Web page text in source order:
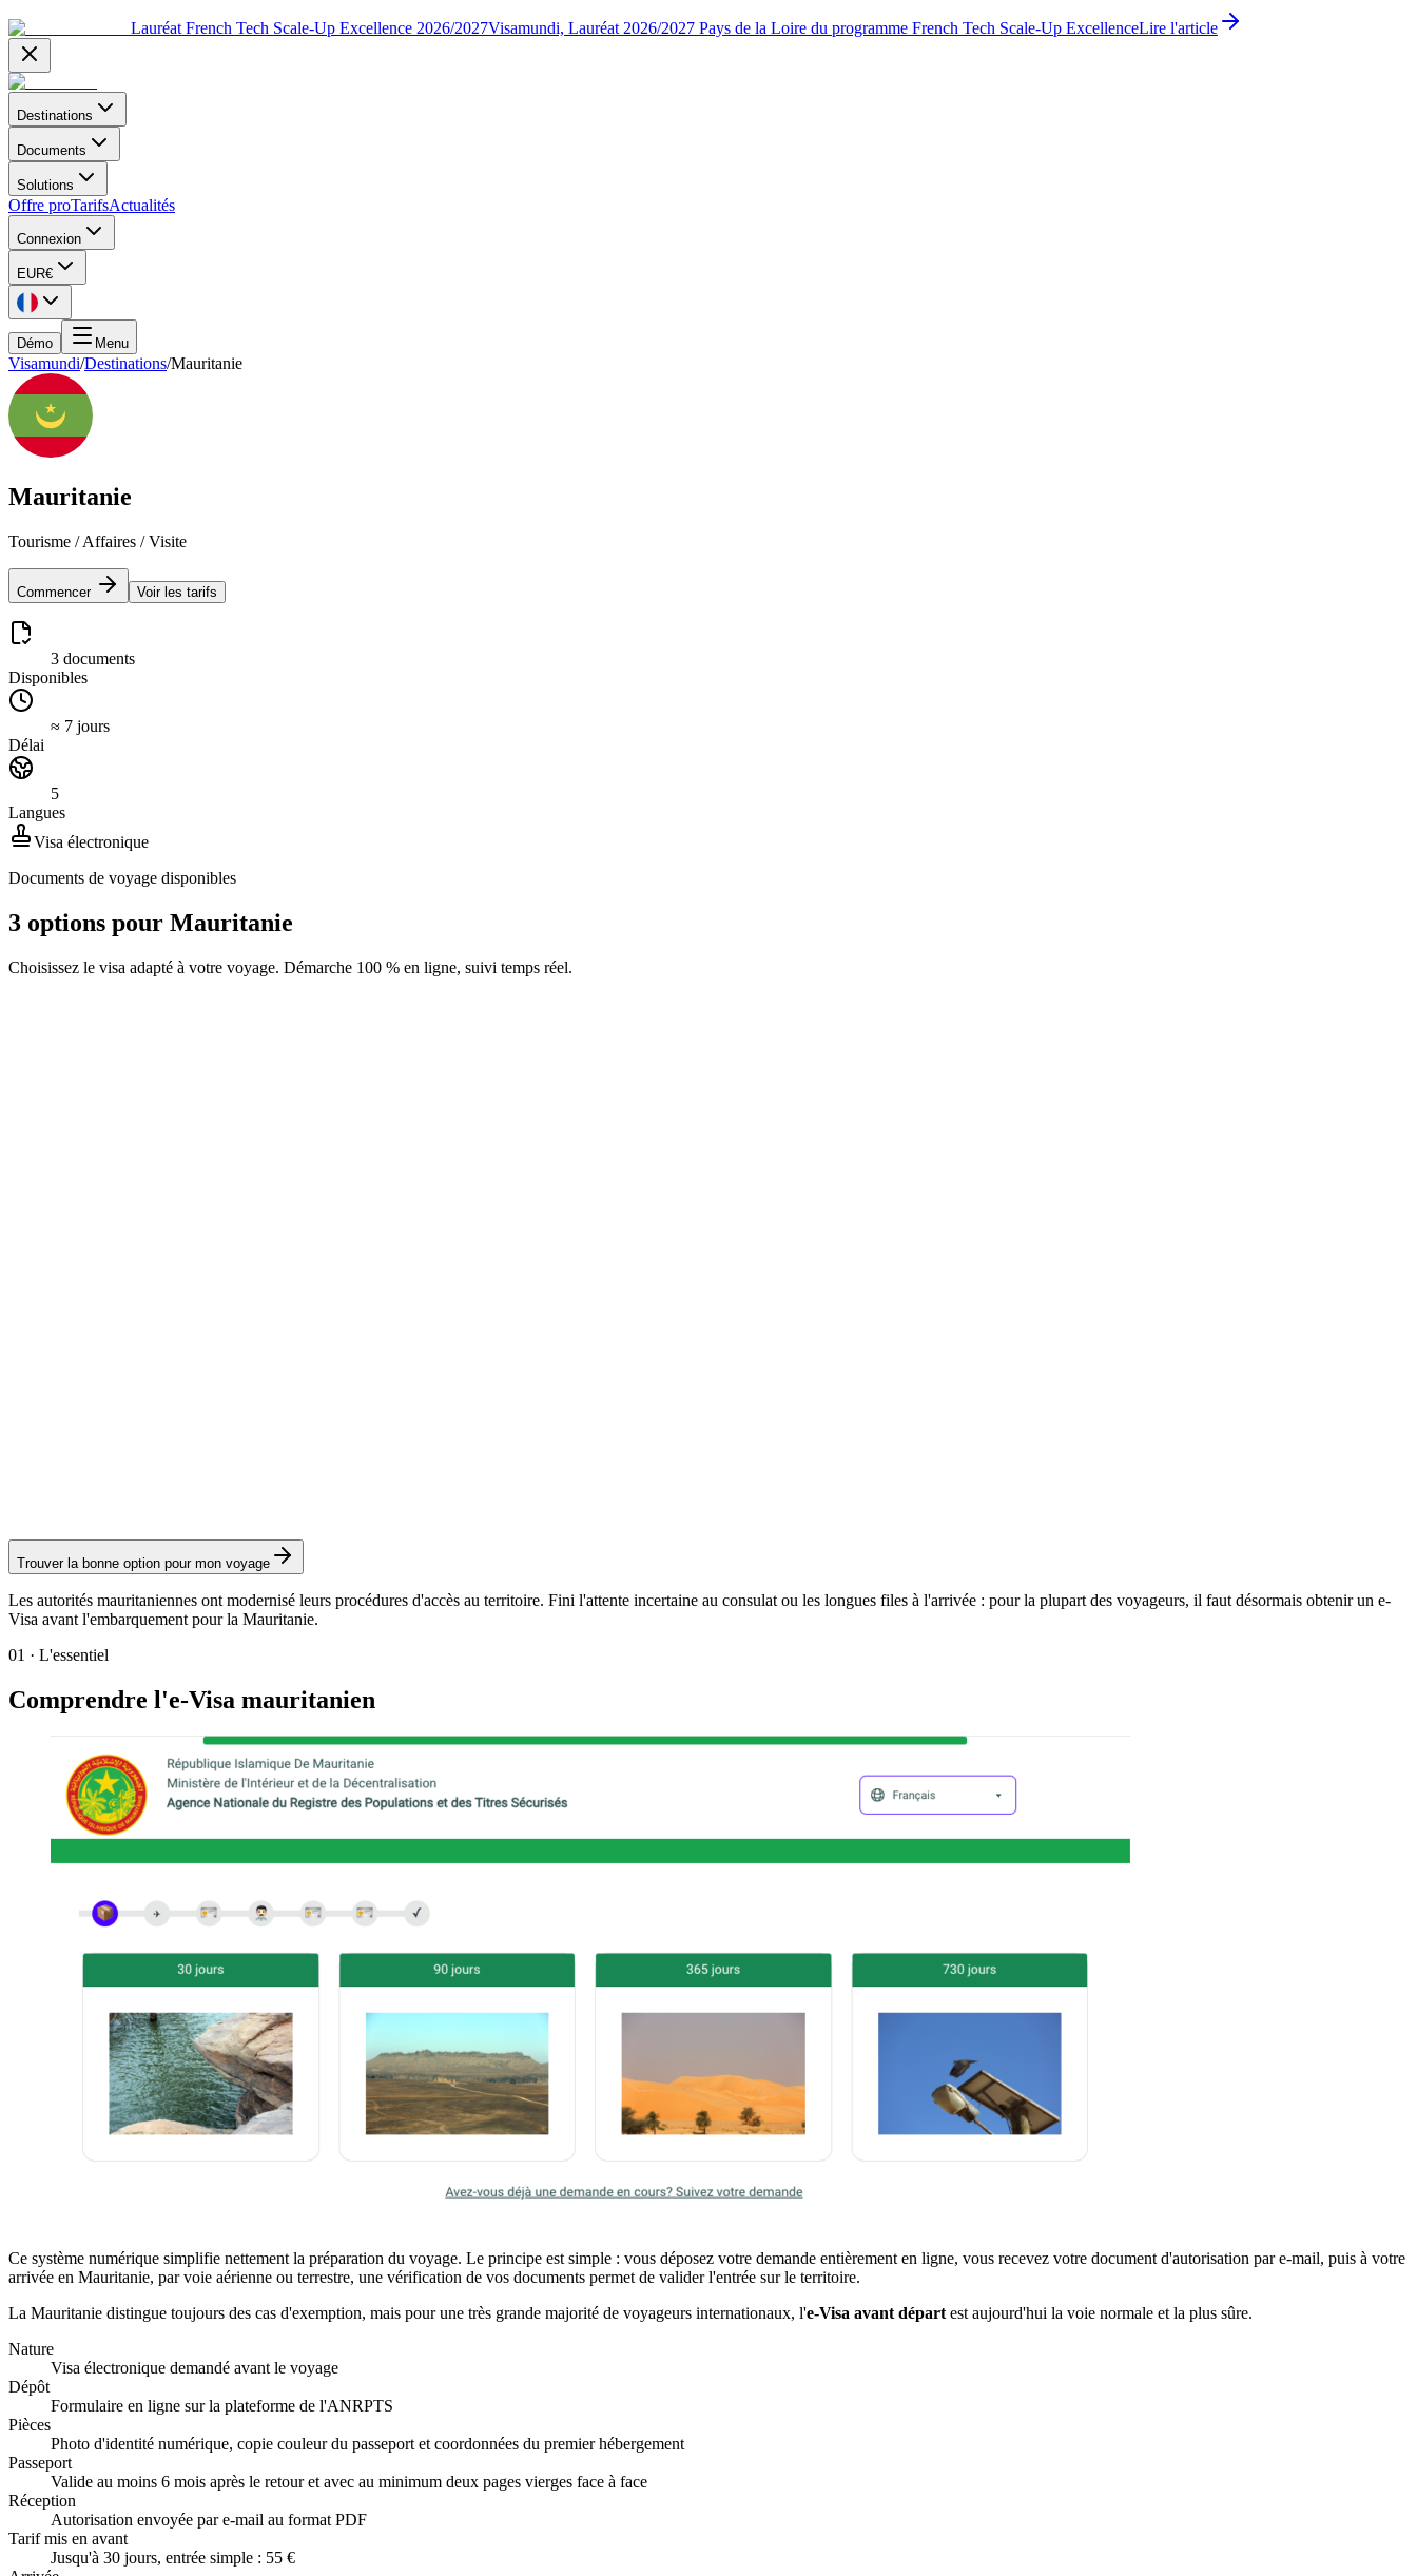
Lauréat French Tech Scale-Up Excellence 2026/2027Visamundi, Lauréat 2026/2027 Pays de la Loire du programme French Tech Scale-Up ExcellenceLire l'article
Destinations
Documents
Solutions
Offre proTarifsActualités
Connexion
EUR€
Démo Menu
Visamundi/Destinations/Mauritanie
Mauritanie
Tourisme / Affaires / Visite
Commencer Voir les tarifs
3 documents
Disponibles
≈ 7 jours
Délai
5
Langues
Visa électronique
Documents de voyage disponibles
3 options pour Mauritanie
Choisissez le visa adapté à votre voyage. Démarche 100 % en ligne, suivi temps réel.
Trouver la bonne option pour mon voyage
Les autorités mauritaniennes ont modernisé leurs procédures d'accès au territoire. Fini l'attente incertaine au consulat ou les longues files à l'arrivée : pour la plupart des voyageurs, il faut désormais obtenir un e-
Visa avant l'embarquement pour la Mauritanie.
01 · L'essentiel
Comprendre l'e-Visa mauritanien
Ce système numérique simplifie nettement la préparation du voyage. Le principe est simple : vous déposez votre demande entièrement en ligne, vous recevez votre document d'autorisation par e-mail, puis à votre
arrivée en Mauritanie, par voie aérienne ou terrestre, une vérification de vos documents permet de valider l'entrée sur le territoire.
La Mauritanie distingue toujours des cas d'exemption, mais pour une très grande majorité de voyageurs internationaux, l'e-Visa avant départ est aujourd'hui la voie normale et la plus sûre.
Nature
Visa électronique demandé avant le voyage
Dépôt
Formulaire en ligne sur la plateforme de l'ANRPTS
Pièces
Photo d'identité numérique, copie couleur du passeport et coordonnées du premier hébergement
Passeport
Valide au moins 6 mois après le retour et avec au minimum deux pages vierges face à face
Réception
Autorisation envoyée par e-mail au format PDF
Tarif mis en avant
Jusqu'à 30 jours, entrée simple : 55 €